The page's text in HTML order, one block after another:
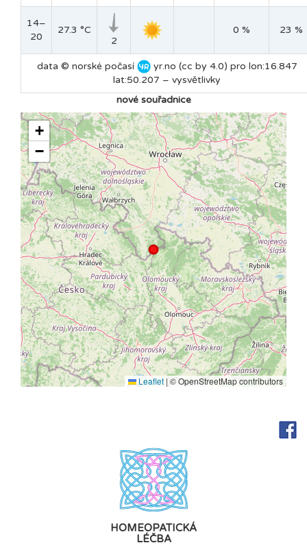
14–
20
27.3 °C
2
0 % 23 %
data © norské počasí
yr.no (cc by 4.0) pro lon:16.847
lat:50.207 – vysvětlivky
nové souřadnice
+
−
Leaflet | © OpenStreetMap contributors
HOMEOPATICKÁ
LÉČBA